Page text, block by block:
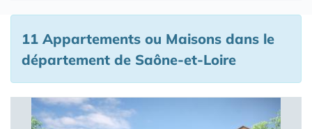
11 Appartements ou Maisons dans le
département de Saône-et-Loire